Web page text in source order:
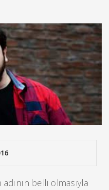
adının belli olmasıyla